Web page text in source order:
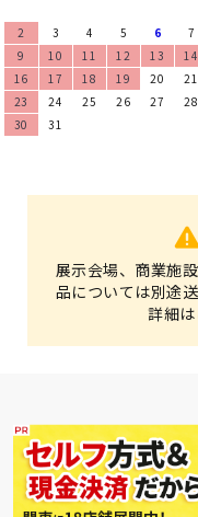
2
3 4 5 6 7
9
10 11 12 13 14
16
17 18 19 20 21
23
24 25 26 27 28
30
31
展示会場、商業施
品については別途
詳細